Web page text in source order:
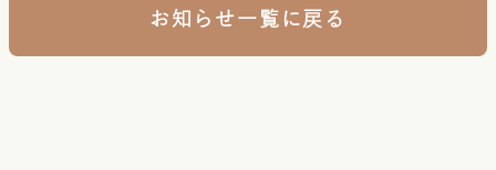
お知らせ一覧に戻る